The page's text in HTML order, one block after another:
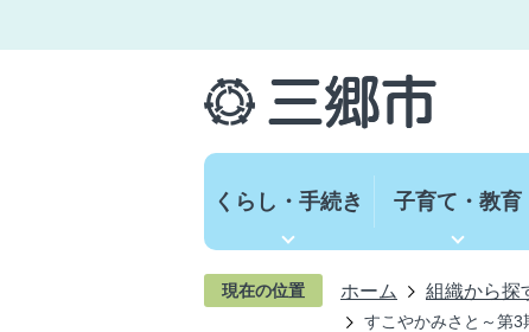
くらし・手続き 子育て・教育
現在の位置 ホーム 組織から探
すこやかみさと～第